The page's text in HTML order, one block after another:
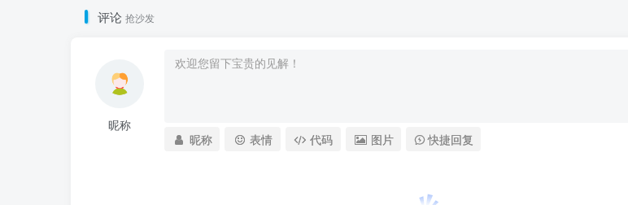
评论 抢沙发
昵称
昵称 表情 代码 图片 快捷回复